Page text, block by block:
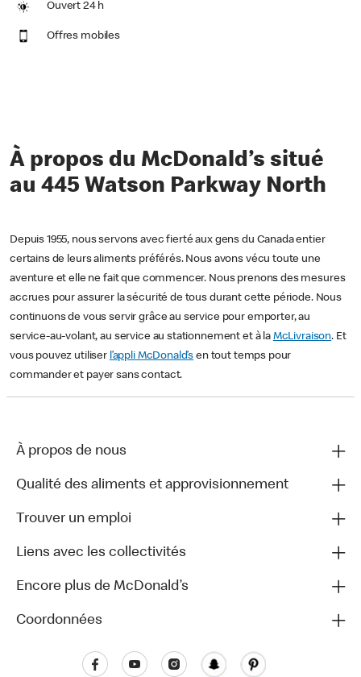
Ouvert 24 h
Offres mobiles
À propos du McDonald’s situé
au 445 Watson Parkway North
Depuis 1955, nous servons avec fierté aux gens du Canada entier
certains de leurs aliments préférés. Nous avons vécu toute une
aventure et elle ne fait que commencer. Nous prenons des mesures
accrues pour assurer la sécurité de tous durant cette période. Nous
continuons de vous servir grâce au service pour emporter, au
service-au-volant, au service au stationnement et à la McLivraison. Et
vous pouvez utiliser l’appli McDonald’s en tout temps pour
commander et payer sans contact.
À propos de nous
Qualité des aliments et approvisionnement
Trouver un emploi
Liens avec les collectivités
Encore plus de McDonald’s
Coordonnées